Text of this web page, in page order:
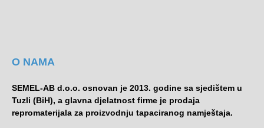
O NAMA
SEMEL-AB d.o.o. osnovan je 2013. godine sa sjedištem u
Tuzli (BiH), a glavna djelatnost firme je prodaja
repromaterijala za proizvodnju tapaciranog namještaja.